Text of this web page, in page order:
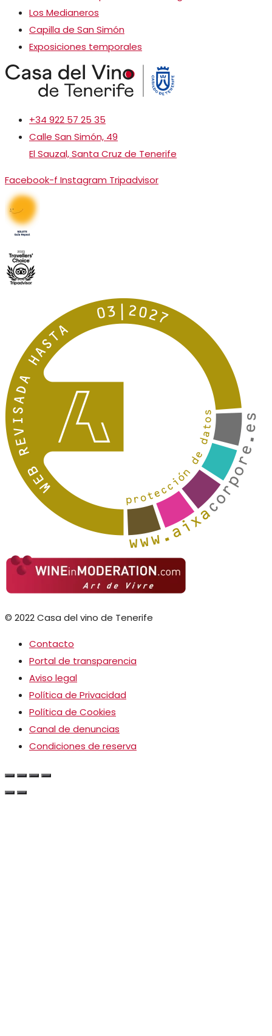
Los Medianeros
Capilla de San Simón
Exposiciones temporales
+34 922 57 25 35
Calle San Simón, 49
El Sauzal, Santa Cruz de Tenerife
Facebook-f Instagram Tripadvisor
© 2022 Casa del vino de Tenerife
Contacto
Portal de transparencia
Aviso legal
Política de Privacidad
Política de Cookies
Canal de denuncias
Condiciones de reserva